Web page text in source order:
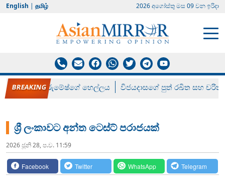
English | தமிழ் 2026 අගෝස්‍තු මස 09 වන ඉරිදා
රන් ගෙනා රුමේෂ්ගේ හෙල්ලය විජයදාසගේ පුත් රඛිත සහ චරිත්
ශ්‍රී ලංකාවට අන්ත ටෙස්ට් පරාජයක්
2026 ජූනි 28, ප.ව. 11:59
Facebook Twitter WhatsApp Telegram